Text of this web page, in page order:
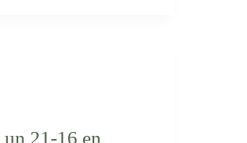
21-16 en